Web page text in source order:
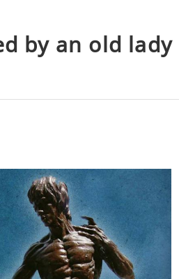
by an old lady